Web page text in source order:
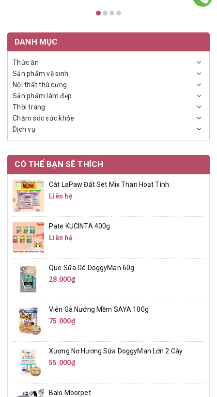
DANH MỤC
Thức ăn
Sản phẩm vệ sinh
Nội thất thú cưng
Sản phẩm làm đẹp
Thời trang
Chăm sóc sức khỏe
Dịch vụ
CÓ THỂ BẠN SẼ THÍCH
Cát LaPaw Đất Sét Mix Than Hoạt Tính
Liên hệ
Pate KUCINTA 400g
Liên hệ
Que Sữa Dê DoggyMan 60g
28.000₫
Viên Gà Nướng Mềm SAYA 100g
75.000₫
Xương Nơ Hương Sữa DoggyMan Lớn 2 Cây
55.000₫
Balo Moorpet